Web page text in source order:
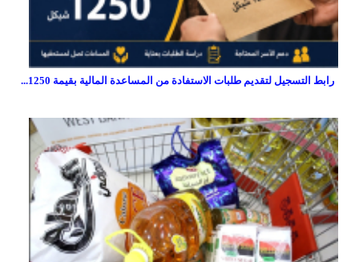
رابط التسجيل لتقديم طلبات الاستفادة من المساعدة المالية بقيمة 1250...